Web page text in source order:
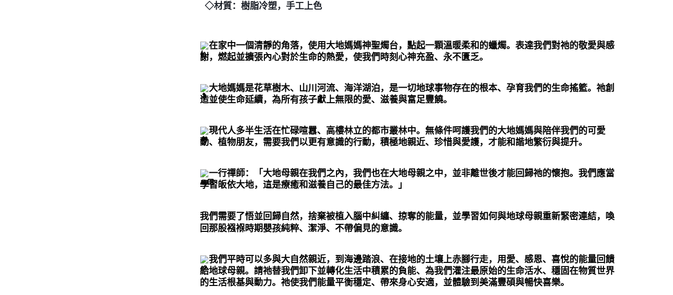
◇材質：樹脂冷塑，手工上色
在家中一個清靜的角落，使用大地媽媽神聖燭台，點起一顆溫暖柔和的蠟燭。表達我們對祂的敬愛與感
謝，燃起並擴張內心對於生命的熱愛，使我們時刻心神充盈、永不匱乏。
大地媽媽是花草樹木、山川河流、海洋湖泊，是一切地球事物存在的根本、孕育我們的生命搖籃。祂創
造並使生命延續，為所有孩子獻上無限的愛、滋養與富足豐饒。
現代人多半生活在忙碌喧囂、高樓林立的都市叢林中。無條件呵護我們的大地媽媽與陪伴我們的可愛
動、植物朋友，需要我們以更有意識的行動，積極地親近、珍惜與愛護，才能和諧地繁衍與提升。
一行禪師：「大地母親在我們之內，我們也在大地母親之中，並非離世後才能回歸祂的懷抱。我們應當
學習皈依大地，這是療癒和滋養自己的最佳方法。」
我們需要了悟並回歸自然，捨棄被植入腦中糾纏、掠奪的能量，並學習如何與地球母親重新緊密連結，喚
回那股襁褓時期嬰孩純粹、潔淨、不帶偏見的意識。
我們平時可以多與大自然親近，到海邊踏浪、在接地的土壤上赤腳行走，用愛、感恩、喜悅的能量回饋
給地球母親。請祂替我們卸下並轉化生活中積累的負能、為我們灌注最原始的生命活水、穩固在物質世界
的生活根基與動力。祂使我們能量平衡穩定、帶來身心安適，並體驗到美滿豐碩與暢快喜樂。